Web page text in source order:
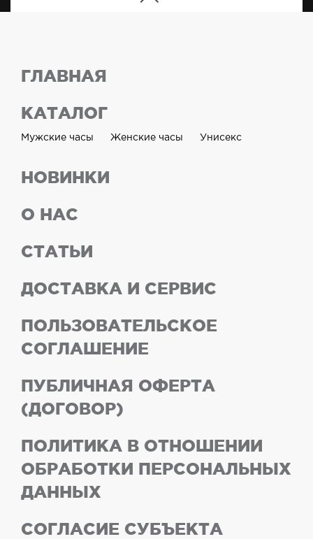
ГЛАВНАЯ
КАТАЛОГ
Мужские часы Женские часы Унисекс
НОВИНКИ
О НАС
СТАТЬИ
ДОСТАВКА И СЕРВИС
ПОЛЬЗОВАТЕЛЬСКОЕ
СОГЛАШЕНИЕ
ПУБЛИЧНАЯ ОФЕРТА
(ДОГОВОР)
ПОЛИТИКА В ОТНОШЕНИИ
ОБРАБОТКИ ПЕРСОНАЛЬНЫХ
ДАННЫХ
СОГЛАСИЕ СУБЪЕКТА